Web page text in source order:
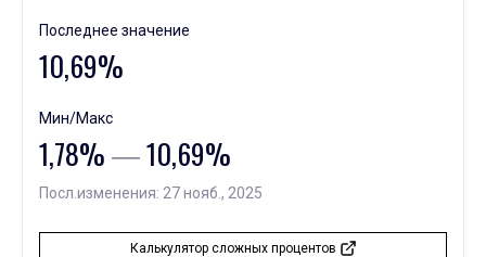
Последнее значение
10,69%
Мин/Макс
1,78%―10,69%
Посл.изменения: 27 нояб., 2025
Калькулятор сложных процентов